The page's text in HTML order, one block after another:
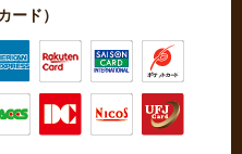
ード）